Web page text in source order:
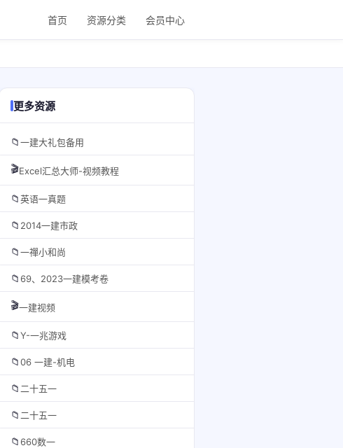
首页 资源分类 会员中心
更多资源
📁一建大礼包备用
🎬Excel汇总大师-视频教程
📁英语一真题
📁 2014一建市政
📁一禪小和尚
📁69、2023一建模考卷
🎬一建视频
📁Y-一兆游戏
📁06 一建-机电
📁 二十五一
📁 二十五一
📁660数一